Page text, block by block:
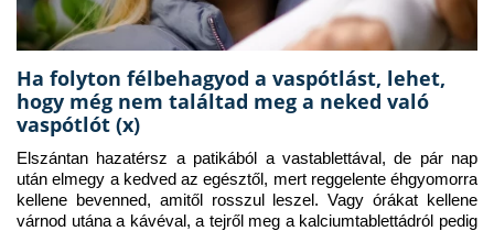
Ha folyton félbehagyod a vaspótlást, lehet,
hogy még nem találtad meg a neked való
vaspótlót (x)
Elszántan hazatérsz a patikából a vastablettával, de pár nap
után elmegy a kedved az egésztől, mert reggelente éhgyomorra
kellene bevenned, amitől rosszul leszel. Vagy órákat kellene
várnod utána a kávéval, a tejről meg a kalciumtablettádról pedig